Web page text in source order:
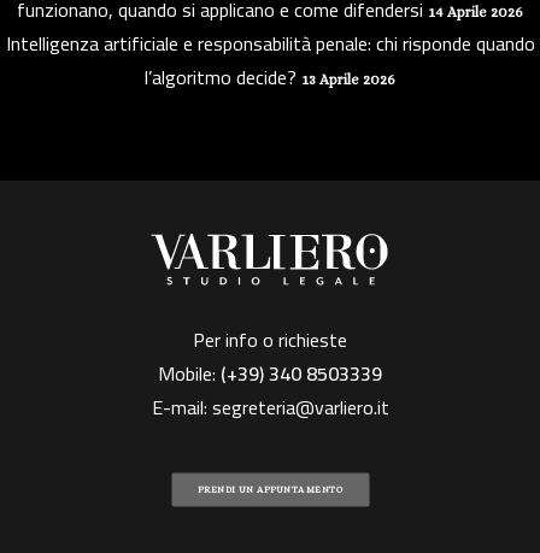
funzionano, quando si applicano e come difendersi 14 Aprile 2026
Intelligenza artificiale e responsabilità penale: chi risponde quando
l’algoritmo decide? 13 Aprile 2026
Per info o richieste
Mobile: (+39)340 8503339
E-mail:segreteria@varliero.it
PRENDI UN APPUNTAMENTO